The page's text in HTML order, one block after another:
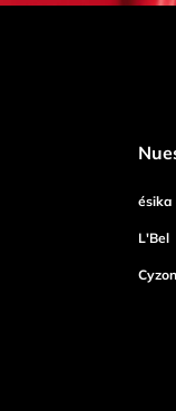
ésika
L'Bel